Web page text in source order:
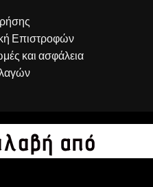
Επιστροφών
και ασφάλεια